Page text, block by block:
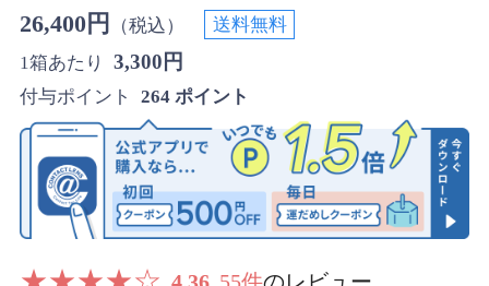
26,400円 （税込）
送料無料
1箱あたり
3,300円
付与ポイント 264 ポイント